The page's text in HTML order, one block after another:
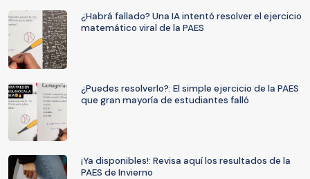
¿Habrá fallado? Una IA intentó resolver el ejercicio
matemático viral de la PAES
¿Puedes resolverlo?: El simple ejercicio de la PAES
que gran mayoría de estudiantes falló
¡Ya disponibles!: Revisa aquí los resultados de la
PAES de Invierno